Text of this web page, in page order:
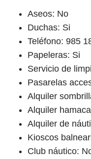
Aseos: No
Duchas: Si
Teléfono: 985
Papeleras: Si
Servicio de
Pasarelas
Alquiler
Alquiler
Alquiler de
Kioscos
Club náutico: